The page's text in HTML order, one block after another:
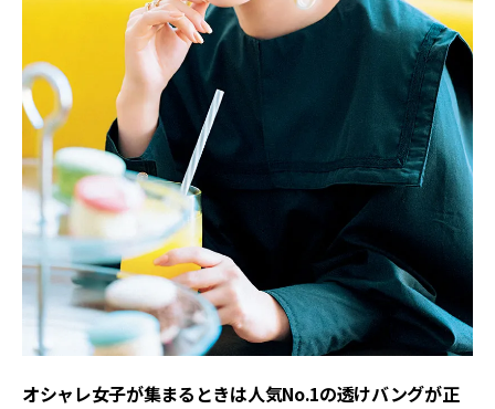
オシャレ女子が集まるときは人気No.1の透けバングが正